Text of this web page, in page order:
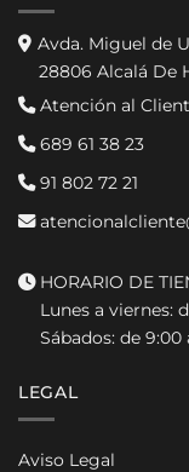
Avda. Miguel de
28806 Alcalá De
Atención al
689 61 38 23
91 802 72 21
HORARIO DE
Lunes a viernes:
Sábados: de 9:00
LEGAL
Aviso Legal